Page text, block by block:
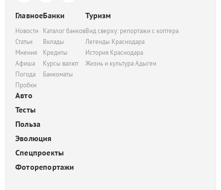
Главное
Новости
Статьи
Мнения
Афиша
Погода
Пробки
Банки
Каталог банков
Вклады
Кредиты
Курсы валют
Банкоматы
Туризм
Вид сверху: репортажи с коптера
Легенды Краснодара
История Краснодара
Жизнь и культура Адыгеи
Авто
Тесты
Польза
Эволюция
Спецпроекты
Фоторепортажи